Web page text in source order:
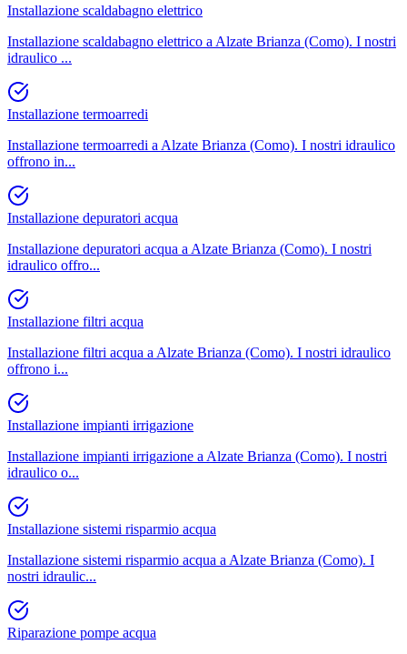
Installazione scaldabagno elettrico
Installazione scaldabagno elettrico a Alzate Brianza (Como). I nostri
idraulico ...
Installazione termoarredi
Installazione termoarredi a Alzate Brianza (Como). I nostri idraulico
offrono in...
Installazione depuratori acqua
Installazione depuratori acqua a Alzate Brianza (Como). I nostri
idraulico offro...
Installazione filtri acqua
Installazione filtri acqua a Alzate Brianza (Como). I nostri idraulico
offrono i...
Installazione impianti irrigazione
Installazione impianti irrigazione a Alzate Brianza (Como). I nostri
idraulico o...
Installazione sistemi risparmio acqua
Installazione sistemi risparmio acqua a Alzate Brianza (Como). I
nostri idraulic...
Riparazione pompe acqua